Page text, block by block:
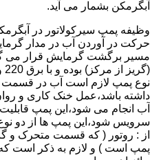
آبگرمکن بشمار می آید.
وظیفه پمپ سیرکولاتور در
حرکت در آوردن آب در مدار
مسیر برگشت گرمایش قرار می
نوع پمپ لازم است آب در قسمت
داشته باشد،عمل خنک کاری و
آب انجام می شود،این پمپ
سرویس شود،این پمپ ها از دو
از : روتور ( که قسمت متحرک و
پمپ است ) و لازم به ذکر است که